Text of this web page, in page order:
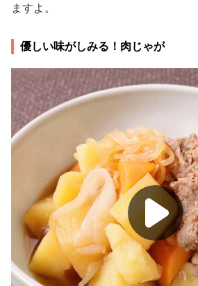
ますよ。
優しい味がしみる！肉じゃが